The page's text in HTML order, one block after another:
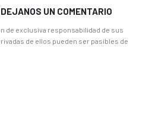
UN COMENTARIO
de exclusiva responsabilidad de sus
de ellos pueden ser pasibles de